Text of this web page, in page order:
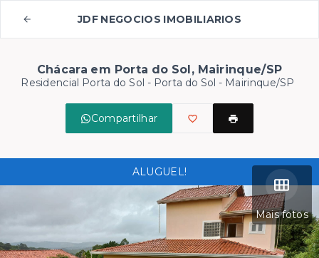
JDF NEGOCIOS IMOBILIARIOS
Chácara em Porta do Sol, Mairinque/SP
Residencial Porta do Sol - Porta do Sol - Mairinque/SP
Compartilhar
Mais fotos
ALUGUEL!